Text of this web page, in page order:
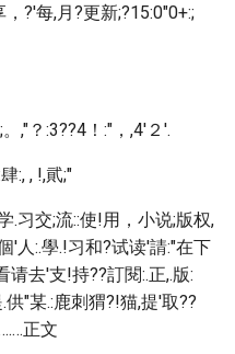
?'每,月?更新;?15:0"0+:;
,"？:3??4！:"，,4'２'.
:, , !,貮;"
.习交;流::使!用，小说;版权,
'人:.學.!习和?试读'請:"在下
请去'支!持??訂閱:.正,.版:
"某.:鹿刺猬?!猫,提'取??
正文